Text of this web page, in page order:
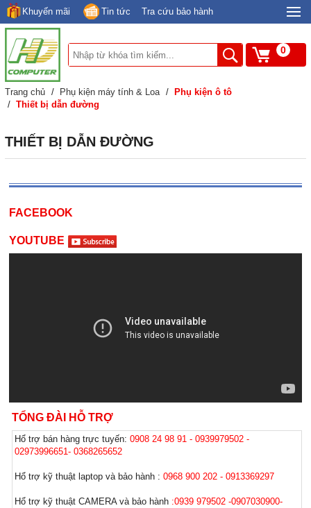
Khuyến mãi Tin tức Tra cứu bảo hành
0
Trang chủ / Phụ kiện máy tính & Loa /
Phụ kiện ô tô
/ Thiết bị dẫn đường
THIẾT BỊ DẪN ĐƯỜNG
FACEBOOK
YOUTUBE
TỔNG ĐÀI HỖ TRỢ
Hổ trợ bán hàng trực tuyến:0908 24 98 91 - 0939979502 -
02973996651- 0368265652
Hổ trợ kỹ thuật laptop và bảo hành :0968 900 202 - 0913369297
Hổ trợ kỹ thuật CAMERA và bảo hành :0939 979502 -0907030900-